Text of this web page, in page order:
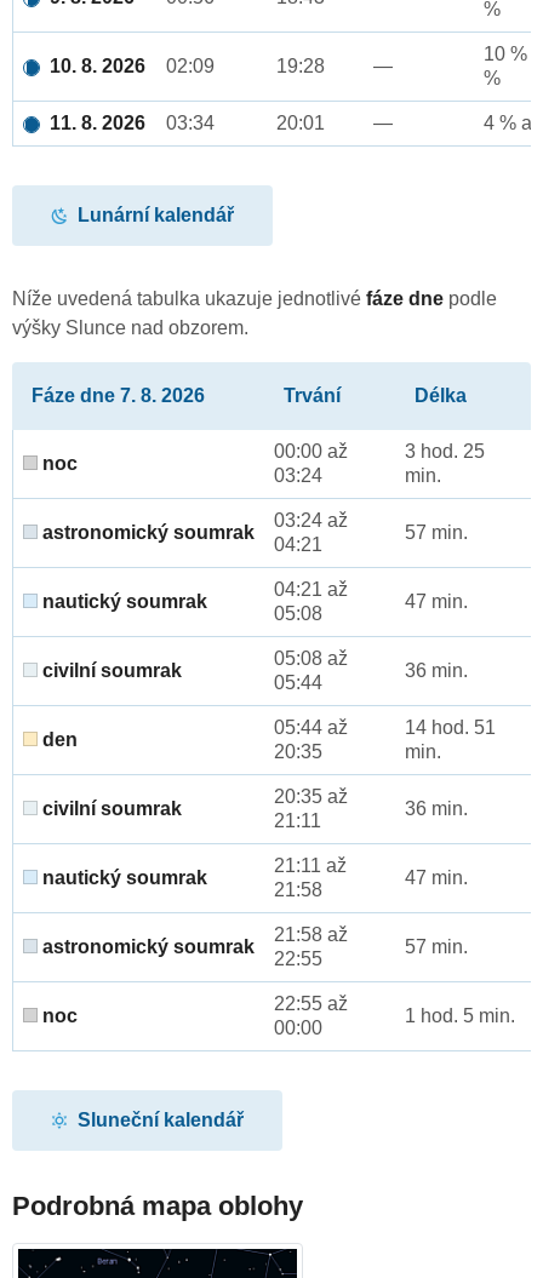
%
10. 8. 2026 02:09 19:28 —
10 %
%
11. 8. 2026 03:34 20:01 — 4 %
Lunární kalendář
Níže uvedená tabulka ukazuje jednotlivé fáze dne podle
výšky Slunce nad obzorem.
Fáze dne 7. 8. 2026 Trvání Délka
noc
00:00 až
03:24
3 hod. 25
min.
astronomický soumrak
03:24 až
04:21
57 min.
nautický soumrak
04:21 až
05:08
47 min.
civilní soumrak
05:08 až
05:44
36 min.
den
05:44 až
20:35
14 hod. 51
min.
civilní soumrak
20:35 až
21:11
36 min.
nautický soumrak
21:11 až
21:58
47 min.
astronomický soumrak
21:58 až
22:55
57 min.
noc
22:55 až
00:00
1 hod. 5 min.
Sluneční kalendář
Podrobná mapa oblohy